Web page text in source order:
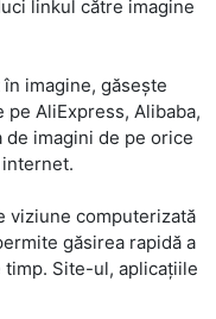
linkul către imagine
imagine, găsește
AliExpress, Alibaba,
de imagini de pe orice
viziune computerizată
găsirea rapidă a
Site-ul, aplicațiile